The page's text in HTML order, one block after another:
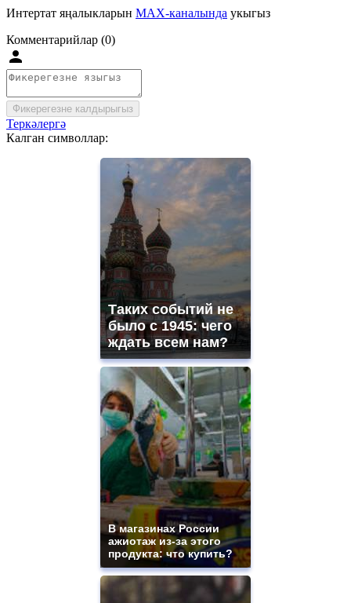
Интертат яңалыкларын MAX-каналында укыгыз
Комментарийлар (0)
Фикерегезне калдырыгыз
Теркәлергә
Калган символлар:
Таких событий не
было с 1945: чего
ждать всем нам?
В магазинах России
ажиотаж из-за этого
продукта: что купить?